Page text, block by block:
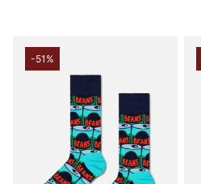
-51%